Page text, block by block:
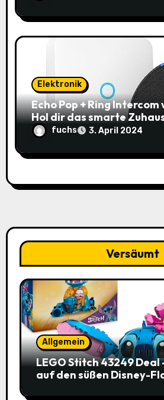
Elektronik
Echo Pop + Ring Intercom
Hol dir das smarte
Schnäppchenpreis!
fuchs 3. April 2024
Versäumt
Allgemein
LEGO Stitch 43249 Deal
auf den süßen Disney-